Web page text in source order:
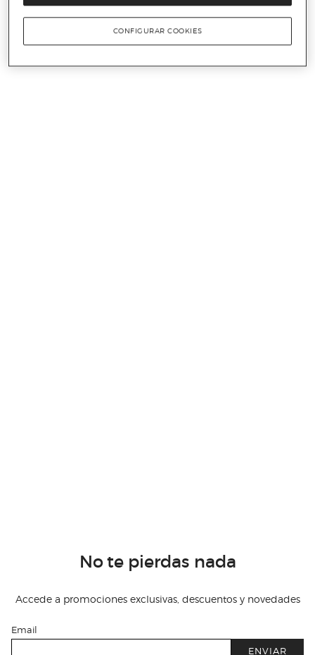
No te pierdas nada
Accede a promociones exclusivas, descuentos y novedades
Email
ENVIAR
CONFIGURAR COOKIES